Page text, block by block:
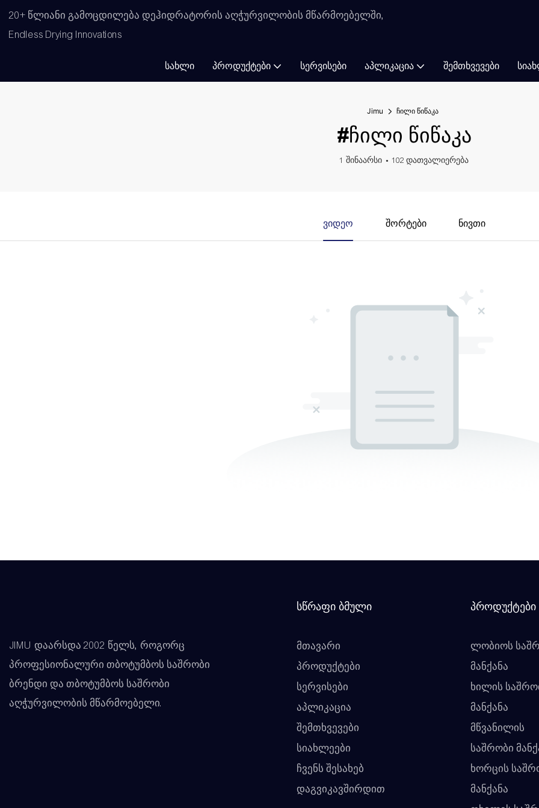
20+ წლიანი გამოცდილება დეჰიდრატორის აღჭურვილობის მწარმოებელში,
Endless Drying Innovations
ᲡᲐᲮᲚᲘ ᲞᲠᲝᲓᲣᲥᲢᲔᲑᲘ ᲡᲔᲠᲕᲘᲡᲔᲑᲘ ᲐᲞᲚᲘᲙᲐᲪᲘᲐ ᲨᲔᲛᲗᲮᲕᲔᲕᲔᲑᲘ
Jimu ჩილი წიწაკა
#ჩილი წიწაკა
1 შინაარსი 102 დათვალიერება
Ვიდეო Შორტები Ნივთი
JIMU დაარსდა 2002 წელს, როგორც
პროფესიონალური თბოტუმბოს საშრობი
ბრენდი და თბოტუმბოს საშრობი
აღჭურვილობის მწარმოებელი.
Სწრაფი Ბმული
მთავარი
პროდუქტები
სერვისები
აპლიკაცია
შემთხვევები
სიახლეები
ჩვენს შესახებ
დაგვიკავშირდით
Პროდუქტები
ლობიოს
მანქანა
ხილის
მანქანა
მწვანილის
საშრობი
ხორცის
მანქანა